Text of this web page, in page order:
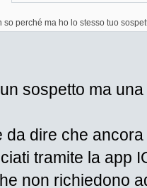
so perché ma ho lo stesso tuo
sospetto ma
da dire che
tramite la app
non richiedono